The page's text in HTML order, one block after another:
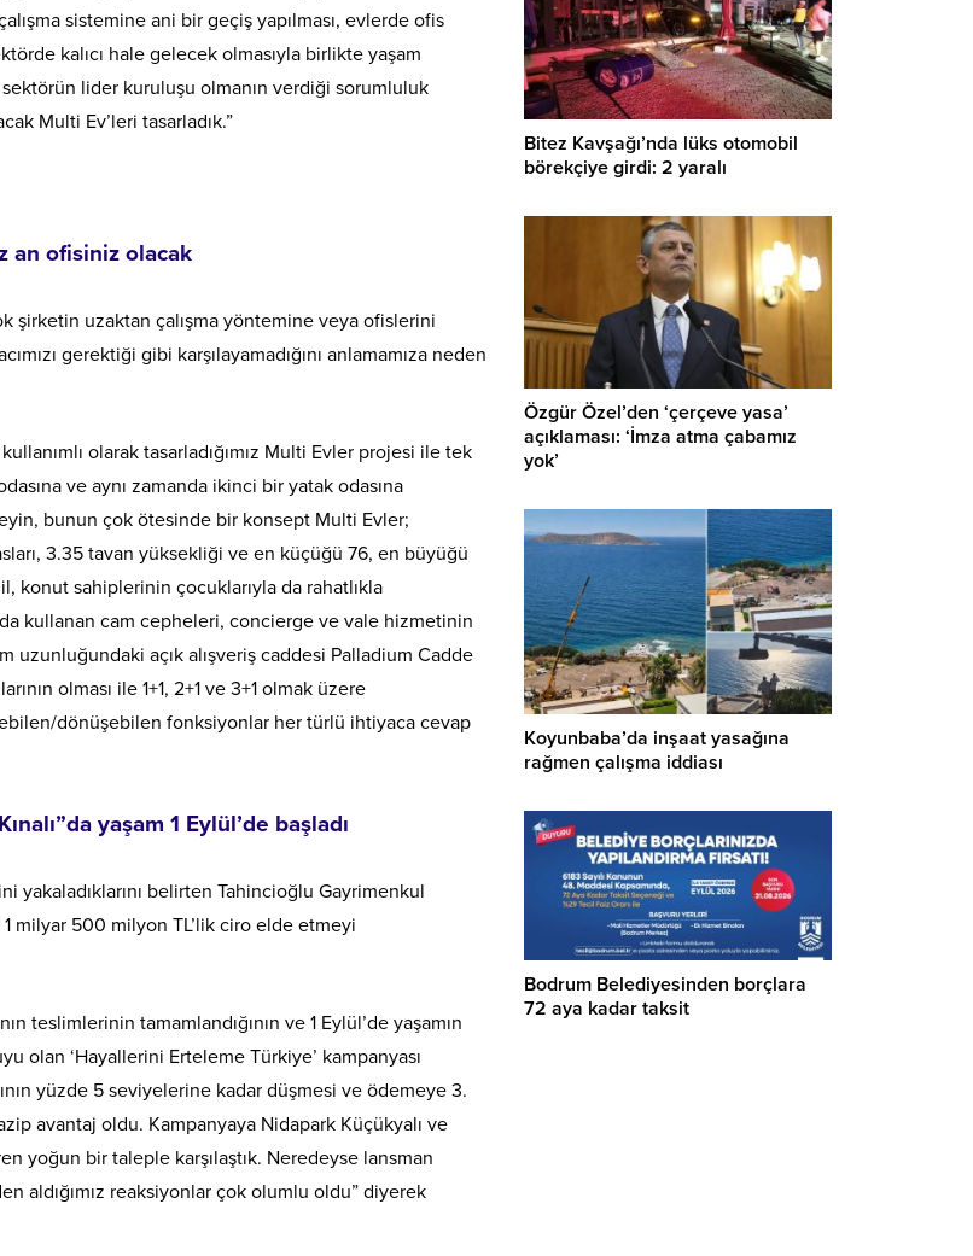
sistemine ani bir geçiş yapılması, evlerde ofis
kalıcı hale gelecek olmasıyla birlikte yaşam
sektörün lider kuruluşu olmanın verdiği sorumluluk
Multi Ev’leri tasarladık.”
an ofisiniz olacak
şirketin uzaktan çalışma yöntemine veya ofislerini
gerektiği gibi karşılayamadığını anlamamıza neden
olarak tasarladığımız Multi Evler projesi ile tek
ve aynı zamanda ikinci bir yatak odasına
bunun çok ötesinde bir konsept Multi Evler;
3.35 tavan yüksekliği ve en küçüğü 76, en büyüğü
konut sahiplerinin çocuklarıyla da rahatlıkla
kullanan cam cepheleri, concierge ve vale hizmetinin
uzunluğundaki açık alışveriş caddesi Palladium Cadde
olması ile 1+1, 2+1 ve 3+1 olmak üzere
dönüşebilen fonksiyonlar her türlü ihtiyaca cevap
yaşam 1 Eylül’de başladı
yakaladıklarını belirten Tahincioğlu Gayrimenkul
milyar 500 milyon TL’lik ciro elde etmeyi
teslimlerinin tamamlandığının ve 1 Eylül’de yaşamın
olan ‘Hayallerini Erteleme Türkiye’ kampanyası
yüzde 5 seviyelerine kadar düşmesi ve ödemeye 3.
avantaj oldu. Kampanyaya Nidapark Küçükyalı ve
yoğun bir taleple karşılaştık. Neredeyse lansman
aldığımız reaksiyonlar çok olumlu oldu” diyerek
Bitez Kavşağı’nda lüks otomobil
börekçiye girdi: 2 yaralı
Özgür Özel’den ‘çerçeve yasa’
açıklaması: ‘İmza atma çabamız
yok’
Koyunbaba’da inşaat yasağına
rağmen çalışma iddiası
Bodrum Belediyesinden borçlara
72 aya kadar taksit